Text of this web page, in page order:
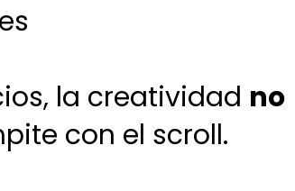
la creatividad no
con el scroll.